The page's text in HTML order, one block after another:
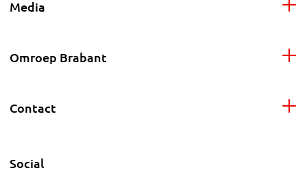
Media
Omroep Brabant
Contact
Social